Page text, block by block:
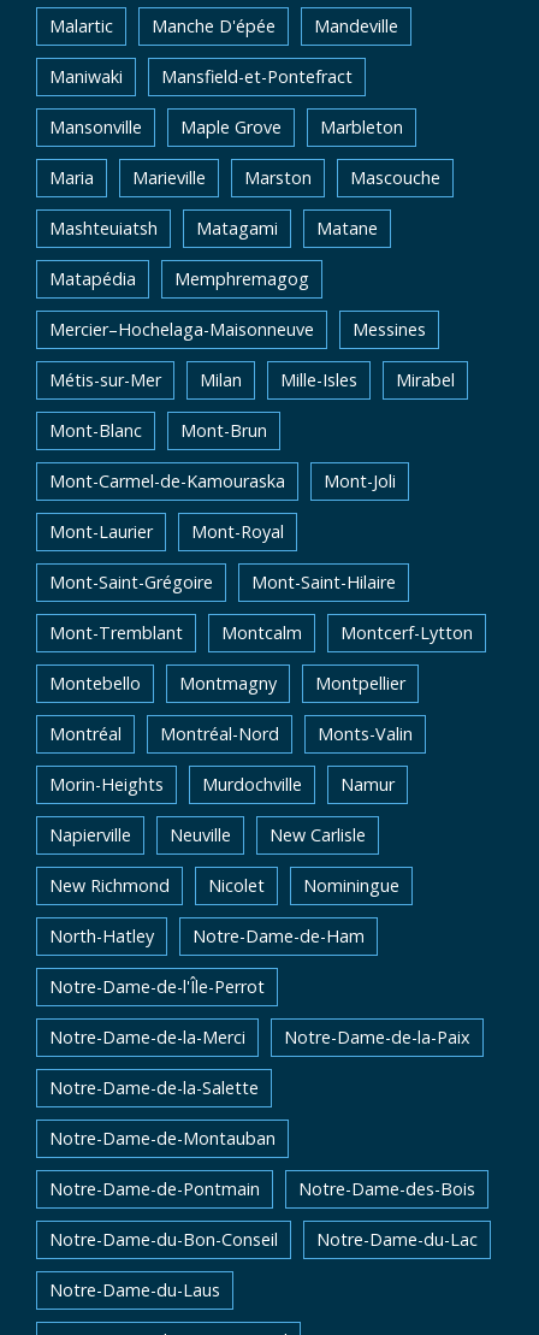
Malartic Manche D'épée Mandeville
Maniwaki Mansfield-et-Pontefract
Mansonville Maple Grove Marbleton
Maria Marieville Marston Mascouche
Mashteuiatsh Matagami Matane
Matapédia Memphremagog
Mercier–Hochelaga-Maisonneuve Messines
Métis-sur-Mer Milan Mille-Isles Mirabel
Mont-Blanc Mont-Brun
Mont-Carmel-de-Kamouraska Mont-Joli
Mont-Laurier Mont-Royal
Mont-Saint-Grégoire Mont-Saint-Hilaire
Mont-Tremblant Montcalm Montcerf-Lytton
Montebello Montmagny Montpellier
Montréal Montréal-Nord Monts-Valin
Morin-Heights Murdochville Namur
Napierville Neuville New Carlisle
New Richmond Nicolet Nominingue
North-Hatley Notre-Dame-de-Ham
Notre-Dame-de-l'Île-Perrot
Notre-Dame-de-la-Merci Notre-Dame-de-la-Paix
Notre-Dame-de-la-Salette
Notre-Dame-de-Montauban
Notre-Dame-de-Pontmain Notre-Dame-des-Bois
Notre-Dame-du-Bon-Conseil Notre-Dame-du-Lac
Notre-Dame-du-Laus